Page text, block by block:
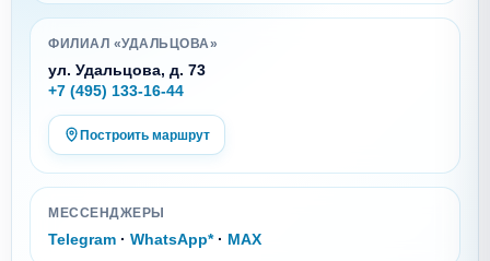
ФИЛИАЛ «УДАЛЬЦОВА»
ул. Удальцова, д. 73
+7 (495) 133-16-44
Построить маршрут
МЕССЕНДЖЕРЫ
Telegram · WhatsApp*· MAX